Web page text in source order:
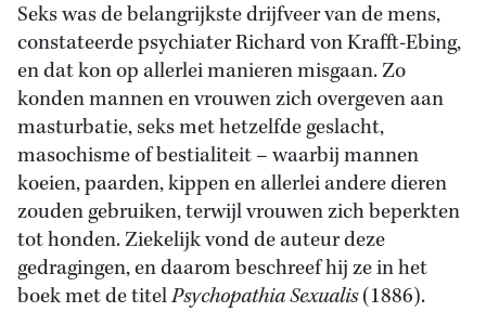
Seks was de belangrijkste drijfveer van de mens,
constateerde psychiater Richard von Krafft-Ebing,
en dat kon op allerlei manieren misgaan. Zo
konden mannen en vrouwen zich overgeven aan
masturbatie, seks met hetzelfde geslacht,
masochisme of bestialiteit – waarbij mannen
koeien, paarden, kippen en allerlei andere dieren
zouden gebruiken, terwijl vrouwen zich beperkten
tot honden. Ziekelijk vond de auteur deze
gedragingen, en daarom beschreef hij ze in het
boek met de titelPsychopathia Sexualis(1886).